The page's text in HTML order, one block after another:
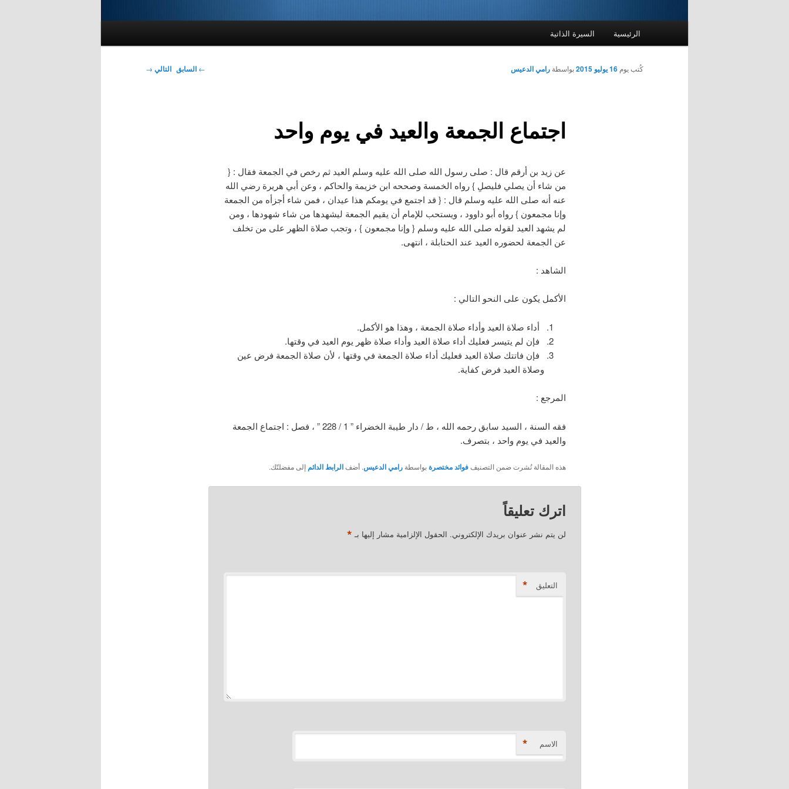
الرئيسية السيرة الذاتية
تصفّح
← السابق التالي →
اجتماع الجمعة والعيد في يوم واحد
كُتب يوم 16 يوليو 2015 بواسطة رامي الدعيس
عن زيد بن أرقم قال : صلى رسول الله صلى الله عليه وسلم العيد ثم رخص في الجمعة فقال : {
من شاء أن يصلي فليصلِ } رواه الخمسة وصححه ابن خزيمة والحاكم ، وعن أبي هريرة رضي الله
عنه أنه صلى الله عليه وسلم قال : { قد اجتمع في يومكم هذا عيدان ، فمن شاء أجزأه من الجمعة
وإنا مجمعون } رواه أبو داوود ، ويستحب للإمام أن يقيم الجمعة ليشهدها من شاء شهودها ، ومن
لم يشهد العيد لقوله صلى الله عليه وسلم { وإنا مجمعون } ، وتجب صلاة الظهر على من تخلف
عن الجمعة لحضوره العيد عند الحنابلة ، انتهى.
الشاهد :
الأكمل يكون على النحو التالي :
أداء صلاة العيد وأداء صلاة الجمعة ، وهذا هو الأكمل.
فإن لم يتيسر فعليك أداء صلاة العيد وأداء صلاة ظهر يوم العيد في وقتها.
فإن فاتتك صلاة العيد فعليك أداء صلاة الجمعة في وقتها ، لأن صلاة الجمعة فرض عين
وصلاة العيد فرض كفاية.
المرجع :
فقه السنة ، السيد سابق رحمه الله ، ط / دار طيبة الخضراء ” 1 / 228 ” ، فصل : اجتماع الجمعة
والعيد في يوم واحد ، بتصرف.
هذه المقالة نُشرت ضمن التصنيففوائد مختصرةبواسطة رامي الدعيس. أضفالرابط الدائم إلى مفضلتّك.
اترك تعليقاً
لن يتم نشر عنوان بريدك الإلكتروني. الحقول الإلزامية مشار إليها بـ *
التعليق *
الاسم *